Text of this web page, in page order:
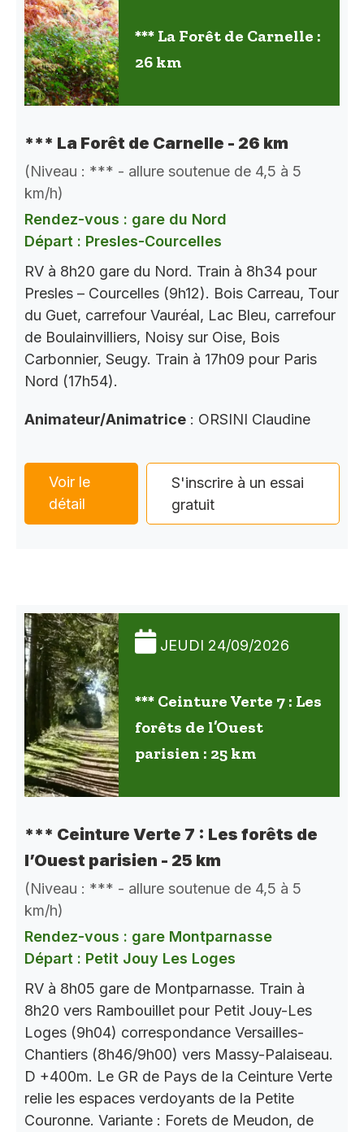
*** La Forêt de Carnelle :
26 km
*** La Forêt de Carnelle - 26 km
(Niveau : *** - allure soutenue de 4,5 à 5
km/h)
Rendez-vous : gare du Nord
Départ : Presles-Courcelles
RV à 8h20 gare du Nord. Train à 8h34 pour
Presles – Courcelles (9h12). Bois Carreau, Tour
du Guet, carrefour Vauréal, Lac Bleu, carrefour
de Boulainvilliers, Noisy sur Oise, Bois
Carbonnier, Seugy. Train à 17h09 pour Paris
Nord (17h54).
Animateur/Animatrice : ORSINI Claudine
Voir le
détail
S'inscrire à un essai
gratuit
JEUDI 24/09/2026
*** Ceinture Verte 7 : Les
forêts de l’Ouest
parisien : 25 km
*** Ceinture Verte 7 : Les forêts de
l’Ouest parisien - 25 km
(Niveau : *** - allure soutenue de 4,5 à 5
km/h)
Rendez-vous : gare Montparnasse
Départ : Petit Jouy Les Loges
RV à 8h05 gare de Montparnasse. Train à
8h20 vers Rambouillet pour Petit Jouy-Les
Loges (9h04) correspondance Versailles-
Chantiers (8h46/9h00) vers Massy-Palaiseau.
D +400m. Le GR de Pays de la Ceinture Verte
relie les espaces verdoyants de la Petite
Couronne. Variante : Forets de Meudon, de